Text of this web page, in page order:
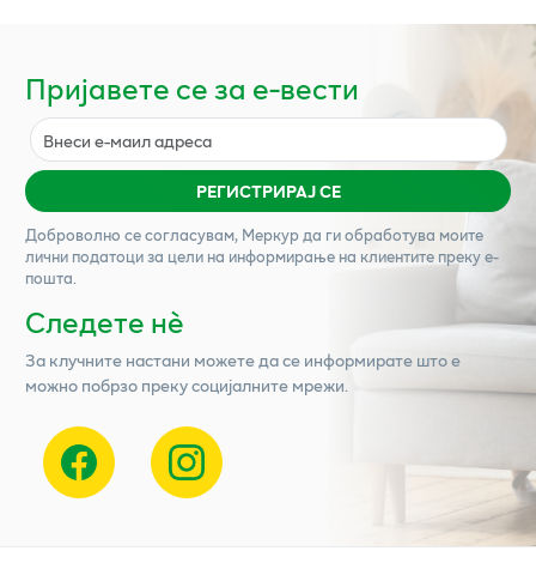
Пријавете се за е-вести
РЕГИСТРИРАЈ СЕ
Доброволно се согласувам, Меркурда ги обработува моите
лични податоци за цели на информирање на клиентите преку е-
пошта.
Следете нѐ
За клучните настани можете да се информирате што е
можно побрзо преку социјалните мрежи.